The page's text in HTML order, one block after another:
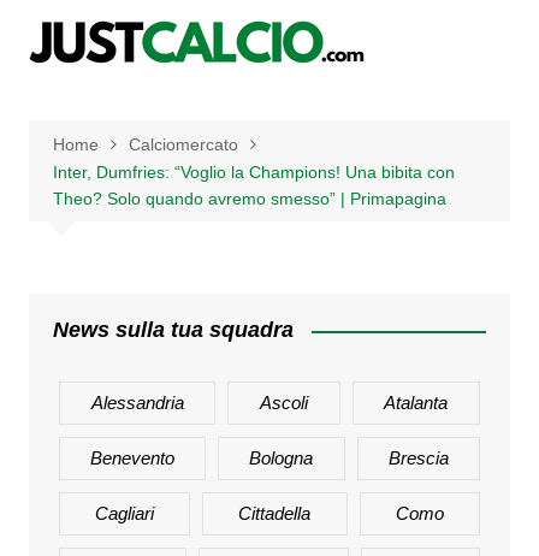
Home
Calciomercato
Inter, Dumfries: “Voglio la Champions! Una bibita con
Theo? Solo quando avremo smesso” | Primapagina
News sulla tua squadra
Alessandria Ascoli Atalanta
Benevento Bologna Brescia
Cagliari Cittadella Como